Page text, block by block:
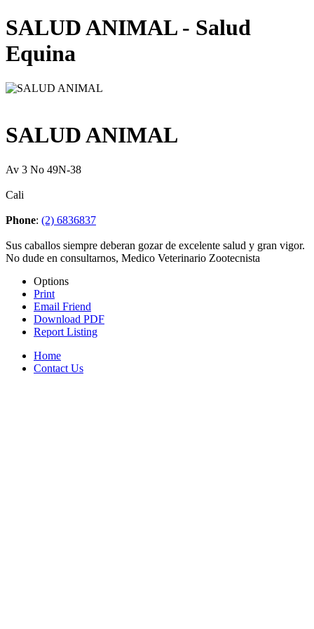
SALUD ANIMAL - Salud
Equina
SALUD ANIMAL
Av 3 No 49N-38
Cali
Phone: (2) 6836837
Sus caballos siempre deberan gozar de excelente salud y gran vigor.
No dude en consultarnos, Medico Veterinario Zootecnista
Options
Print
Email Friend
Download PDF
Report Listing
Home
Contact Us